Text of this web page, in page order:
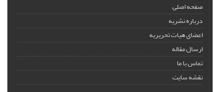
صفحه اصلی
درباره نشریه
اعضای هیات تحریریه
ارسال مقاله
تماس با ما
نقشه سایت